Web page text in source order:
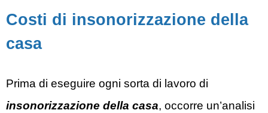
Costi di insonorizzazione della
casa
Prima di eseguire ogni sorta di lavoro di
insonorizzazione della casa, occorre un’analisi